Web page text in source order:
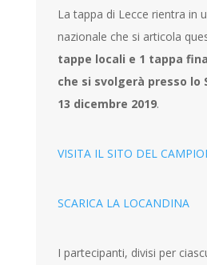
La tappa di Lecce rientra in
nazionale che si articola
tappe locali e 1 tappa
che si svolgerà presso lo
13 dicembre 2019.
VISITA IL SITO DEL
SCARICA LA LOCANDINA
I partecipanti, divisi per